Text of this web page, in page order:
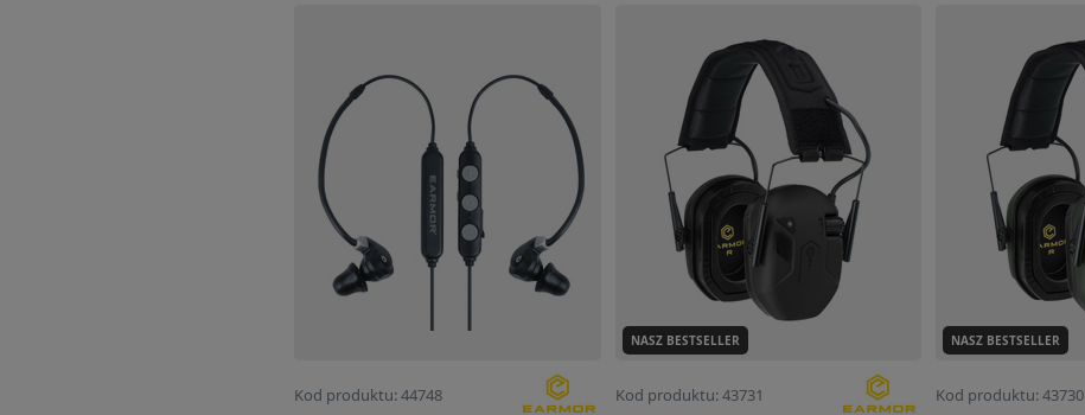
Kod produktu: 44748
NASZ BESTSELLER
Kod produktu: 43731
NASZ BESTSELLER
Kod produktu: 43730